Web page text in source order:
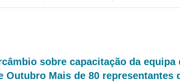
sobre capacitação da equipa
Outubro Mais de 80 representantes